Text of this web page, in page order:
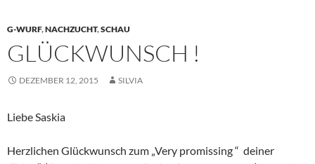
G-WURF,NACHZUCHT,SCHAU
GLÜCKWUNSCH !
DEZEMBER 12, 2015 SILVIA
Liebe Saskia
Herzlichen Glückwunsch zum „Very promissing “ deiner